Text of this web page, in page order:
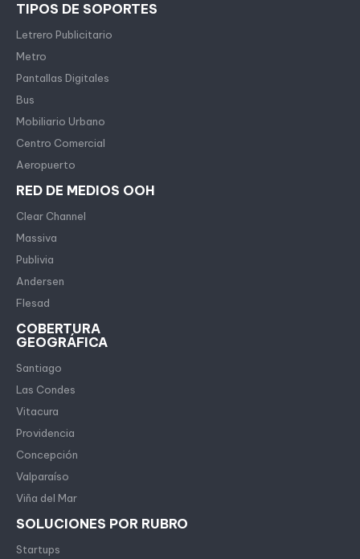
TIPOS DE SOPORTES
Letrero Publicitario
Metro
Pantallas Digitales
Bus
Mobiliario Urbano
Centro Comercial
Aeropuerto
RED DE MEDIOS OOH
Clear Channel
Massiva
Publivia
Andersen
Flesad
COBERTURA
GEOGRÁFICA
Santiago
Las Condes
Vitacura
Providencia
Concepción
Valparaíso
Viña del Mar
SOLUCIONES POR RUBRO
Startups